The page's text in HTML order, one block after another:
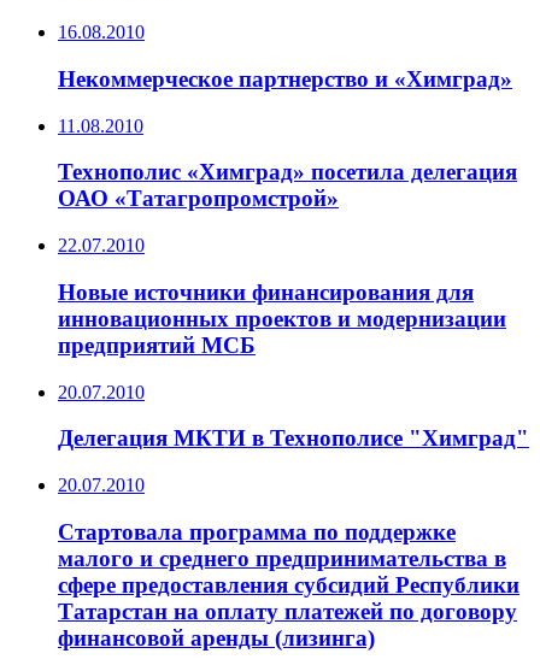
16.08.2010
Некоммерческое партнерство и «Химград»
11.08.2010
Технополис «Химград» посетила делегация
ОАО «Татагропромстрой»
22.07.2010
Новые источники финансирования для
инновационных проектов и модернизации
предприятий МСБ
20.07.2010
Делегация МКТИ в Технополисе "Химград"
20.07.2010
Стартовала программа по поддержке
малого и среднего предпринимательства в
сфере предоставления субсидий Республики
Татарстан на оплату платежей по договору
финансовой аренды (лизинга)